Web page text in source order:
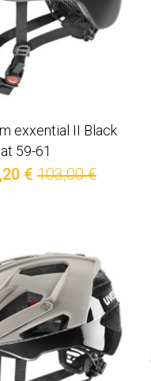
exxential II Black
59-61
€ 103,00 €